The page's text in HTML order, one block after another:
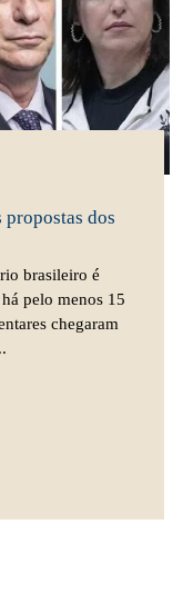
dos
brasileiro é
pelo menos 15
chegaram